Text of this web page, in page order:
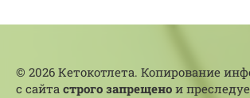
© 2026 Кетокотлета. Копирование
с сайта строго запрещено и